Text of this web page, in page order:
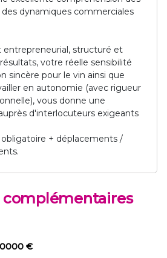
dynamiques commerciales
structuré et
votre réelle sensibilité
sincère pour le vin ainsi que
en autonomie (avec rigueur
vous donne une
d'interlocuteurs exigeants
+ déplacements /
€